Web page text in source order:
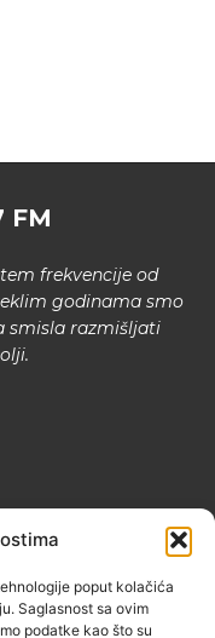
poput kolačića
Saglasnost sa ovim
podatke kao što su
FM
frekvencije od
godinama smo
smisla razmišljati
72000 ZENICA